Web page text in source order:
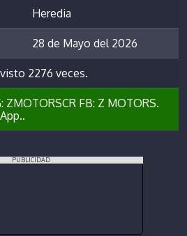
Heredia
28 de Mayo del 2026
2276 veces.
ZMOTORSCR FB: Z MOTORS.
PUBLICIDAD